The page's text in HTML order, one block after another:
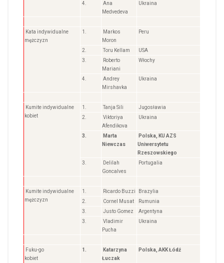
4.
Ana
Medvedeva
Ukraina
Kata indywidualne
mężczyzn
1.
Markos
Moron
Peru
2. Toru Kellam
USA
3.
Roberto
Mariani
Włochy
4.
Andrey
Mirshavka
Ukraina
Kumite indywidualne
kobiet
1. Tanja Sili
Jugosławia
2.
Viktoriya
Afendikova
Ukraina
3.
Marta
Niewczas
Polska, KU AZS
Uniwersytetu
Rzeszowskiego
3.
Delilah
Goncalves
Portugalia
Kumite indywidualne
mężczyzn
1. Ricardo Buzzi
Brazylia
2.
Cornel Musat
Rumunia
3.
Justo Gomez
Argentyna
3.
Vladimir
Pucha
Ukraina
Fuku-go
kobiet
1.
Katarzyna
Łuczak
Polska, AKK Łódź